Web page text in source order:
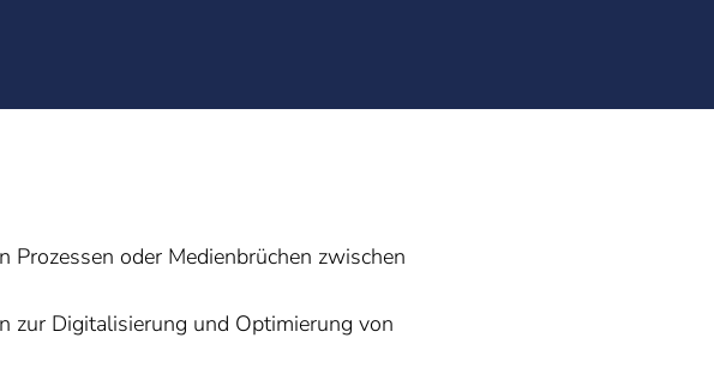
oder Medienbrüchen zwischen
zur Digitalisierung und Optimierung von